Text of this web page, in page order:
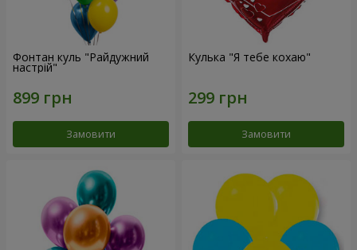
Фонтан куль "Райдужний
настрій"
Замовити
Кулька "Я тебе кохаю"
Замовити